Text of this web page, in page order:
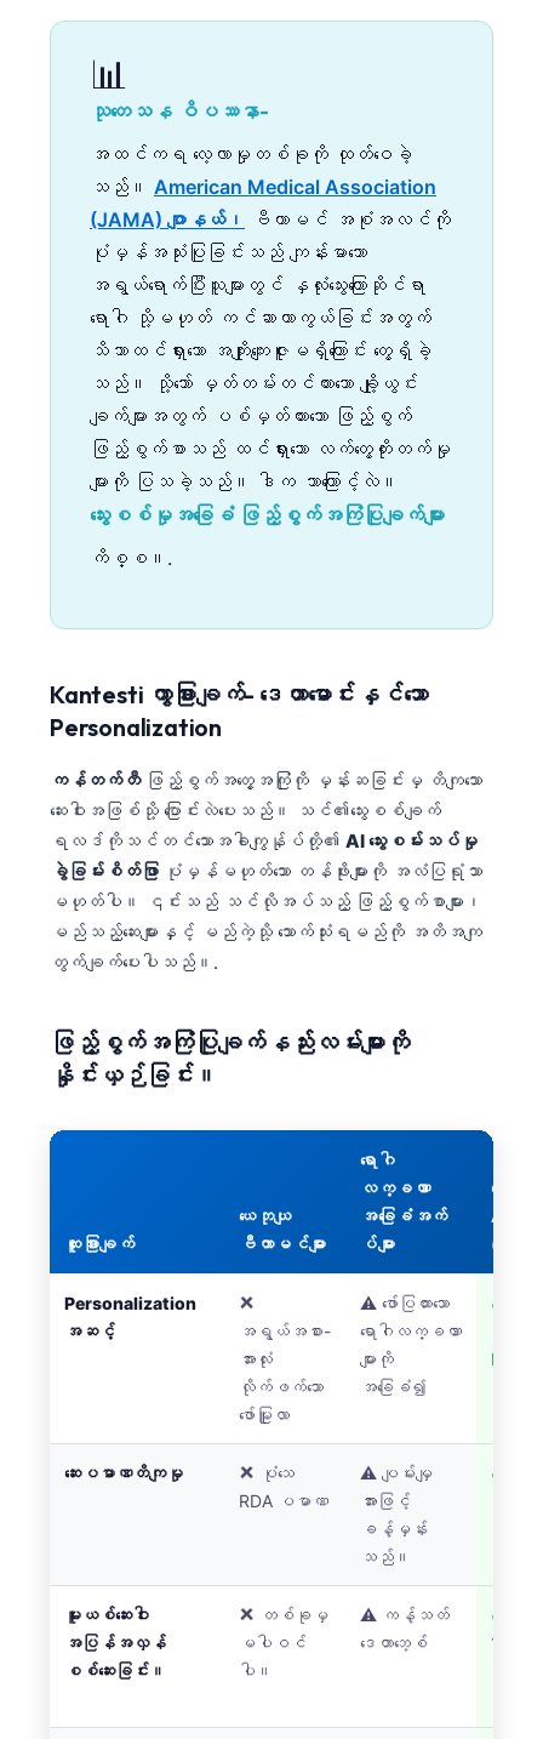
📊
သုတေသန ဝိပဿနာ-
အထင်ကရ လေ့လာမှုတစ်ခုကို ထုတ်ဝေခဲ့
သည်။ American Medical Association
(JAMA) ဂျာနယ်၊
ဗီတာမင် အစုံအလင်ကို
ပုံမှန်အသုံးပြုခြင်းသည် ကျန်းမာသော
အရွယ်ရောက်ပြီးသူများတွင် နှလုံးသွေးကြောဆိုင်ရာ
ရောဂါ သို့မဟုတ် ကင်ဆာကာကွယ်ခြင်းအတွက်
သိသာထင်ရှားသော အကျိုးကျေးဇူးမရှိကြောင်း တွေ့ရှိခဲ့
သည်။ သို့သော် မှတ်တမ်းတင်ထားသော ချို့ယွင်း
ချက်များအတွက် ပစ်မှတ်ထားသော ဖြည့်စွက်
ဖြည့်စွက်စာသည် ထင်ရှားသော လက်တွေ့တိုးတက်မှု
များကို ပြသခဲ့သည်။ ဒါက ဘာကြောင့်လဲ။
သွေးစစ်မှုအခြေခံ ဖြည့်စွက်အကြံပြုချက်များ
ကိစ္စ။.
Kantesti ကွာခြားချက်- ဒေတာမောင်းနှင်သော
Personalization
ကန်တက်တီဖြည့်စွက်အတွေ့အကြုံကို မှန်းဆခြင်းမှ တိကျသော
ဆေးဝါးအဖြစ်သို့ ပြောင်းလဲပေးသည်။ သင်၏သွေးစစ်ချက်
ရလဒ်ကိုသင်တင်သောအခါကျွန်ုပ်တို့၏ AI သွေးစမ်းသပ်မှု
ခွဲခြမ်းစိတ်ဖြာ ပုံမှန်မဟုတ်သော တန်ဖိုးများကို အလံပြရုံသာ
မဟုတ်ပါ။ ၎င်းသည် သင်လိုအပ်သည့် ဖြည့်စွက်စာများ၊
မည်သည့်ဆေးများနှင့် မည်ကဲ့သို့ သောက်သုံးရမည်ကို အတိအကျ
တွက်ချက်ပေးပါသည်။.
ဖြည့်စွက်အကြံပြုချက်နည်းလမ်းများကို
နှိုင်းယှဉ်ခြင်း။
ထူးခြားချက်
ယေဘုယျ
ဗီတာမင်များ
ရောဂါ
လက္ခဏာ
အခြေခံအက်
ပ်များ
သွေးစ
AI
Personalization
အဆင့်
❌
အရွယ်အစား-
အားလုံး
လိုက်ဖက်သော
ဖော်မြူလာ
⚠️ ဖော်ပြထားသော
ရောဂါလက္ခဏာ
များကို
အခြေခံ၍
✅ အ
ဆေးပမာဏတိကျမှု
❌ ပုံသေ
RDA ပမာဏ
⚠️ ပျမ်းမျှ
အားဖြင့်
ခန့်မှန်း
သည်။
✅ ခ
မူးယစ်ဆေးဝါး
အပြန်အလှန်
စစ်ဆေးခြင်း။
❌ တစ်ခုမှ
မပါဝင်
ပါ။
⚠️ ကန့်သတ်
ဒေတာဘေ့စ်
✅ ဆေးဝါ
Euskara
Gàidhlig
Occitan
Монгол
ئۇيغۇرچە
Кыргызча
Татар теле
Ślōnskŏ gŏdka
Norsk bokmål